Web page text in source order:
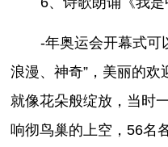
-年奥运会开幕式可
浪漫、神奇”，美丽的
就像花朵般绽放，当时
响彻鸟巢的上空，56名